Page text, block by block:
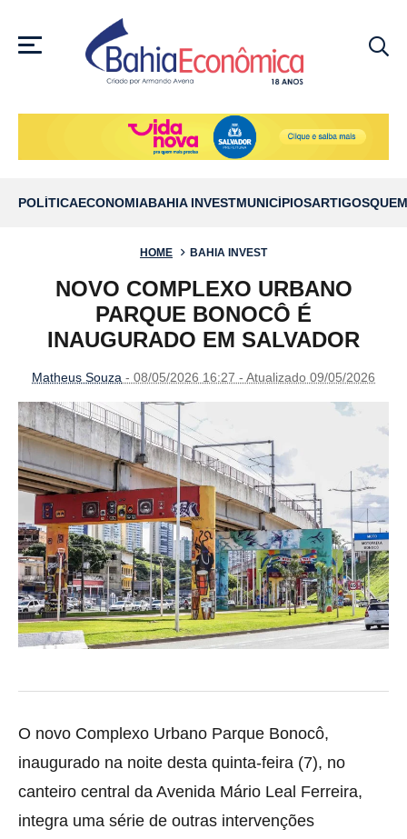
MENU
POLÍTICAECONOMIABAHIA INVESTMUNICÍPIOSARTIGOS
HOME BAHIA INVEST
NOVO COMPLEXO URBANO
PARQUE BONOCÔ É
INAUGURADO EM SALVADOR
Matheus Souza - 08/05/2026 16:27 - Atualizado 09/05/2026
O novo Complexo Urbano Parque Bonocô,
inaugurado na noite desta quinta-feira (7), no
canteiro central da Avenida Mário Leal Ferreira,
integra uma série de outras intervenções